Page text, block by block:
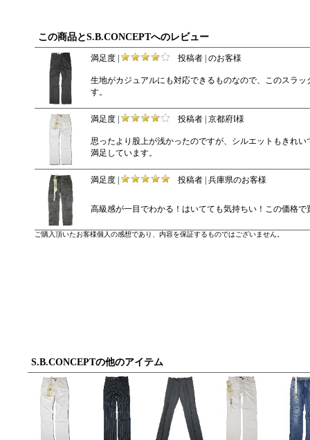
この商品とS.B.CONCEPTへのレビュー
満足度 | 投稿者 | のお客様
生地がカジュアルにも対応できるものなので、このスラ
す。
満足度 | 投稿者 | 京都府I様
思ったより股上が浅かったのですが、シルエットもきれ
満足しています。
満足度 | 投稿者 | 兵庫県のお客様
高級感が一目でわかる！はいてても気持ちい！この価格
ご購入頂いたお客様個人の感想であり、内容を保証するものではございません。
S.B.CONCEPTの他のアイテム